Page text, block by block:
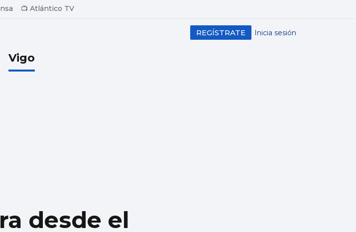
📺 Atlántico TV
Inicia sesión
REGÍSTRATE
Vigo
desde el